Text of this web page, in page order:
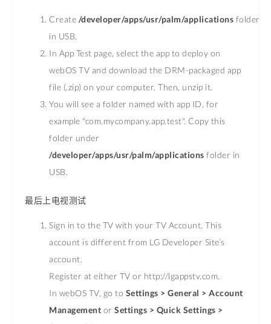
Create /developer/apps/usr/palm/applications folder
in USB.
In App Test page, select the app to deploy on
webOS TV and download the DRM-packaged app
file (.zip) on your computer. Then, unzip it.
You will see a folder named with app ID, for
example "com.mycompany.app.test". Copy this
folder under
/developer/apps/usr/palm/applications folder in
USB.
最后上电视测试
Sign in to the TV with your TV Account. This
account is different from LG Developer Site’s
account.
Register at either TV or http://lgappstv.com.
In webOS TV, go to Settings > General > Account
Management or Settings > Quick Settings >